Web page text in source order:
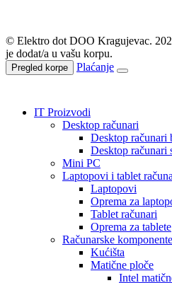
© Elektro dot DOO Kragujevac.
je dodat/a u vašu korpu.
Pregled korpe Plaćanje
IT Proizvodi
Desktop računari
Desktop računari
Desktop računari
Mini PC
Laptopovi i tablet
Laptopovi
Oprema za
Tablet računari
Oprema za tablete
Računarske komponente
Kućišta
Matične ploče
Intel